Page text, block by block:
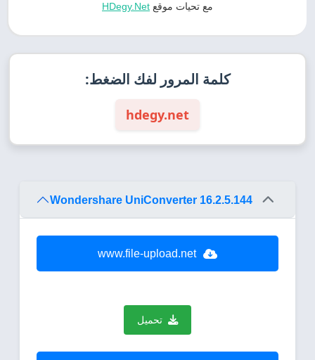
مع تحيات موقع HDegy.Net
كلمة المرور لفك الضغط:
hdegy.net
Wondershare UniConverter 16.2.5.144
www.file-upload.net
تحميل